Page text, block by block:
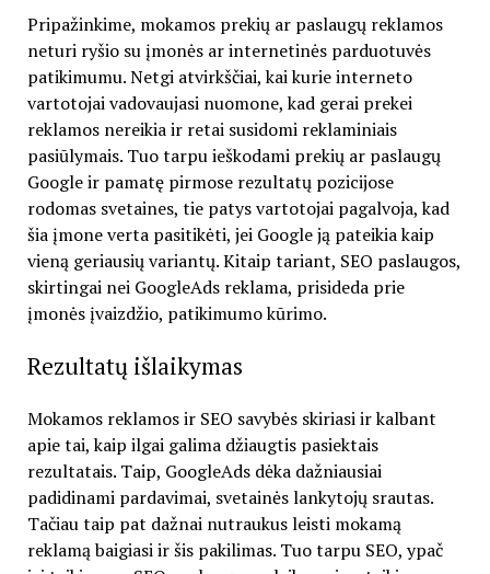
Pripažinkime, mokamos prekių ar paslaugų reklamos
neturi ryšio su įmonės ar internetinės parduotuvės
patikimumu. Netgi atvirkščiai, kai kurie interneto
vartotojai vadovaujasi nuomone, kad gerai prekei
reklamos nereikia ir retai susidomi reklaminiais
pasiūlymais. Tuo tarpu ieškodami prekių ar paslaugų
Google ir pamatę pirmose rezultatų pozicijose
rodomas svetaines, tie patys vartotojai pagalvoja, kad
šia įmone verta pasitikėti, jei Google ją pateikia kaip
vieną geriausių variantų. Kitaip tariant, SEO paslaugos,
skirtingai nei GoogleAds reklama, prisideda prie
įmonės įvaizdžio, patikimumo kūrimo.
Rezultatų išlaikymas
Mokamos reklamos ir SEO savybės skiriasi ir kalbant
apie tai, kaip ilgai galima džiaugtis pasiektais
rezultatais. Taip, GoogleAds dėka dažniausiai
padidinami pardavimai, svetainės lankytojų srautas.
Tačiau taip pat dažnai nutraukus leisti mokamą
reklamą baigiasi ir šis pakilimas. Tuo tarpu SEO, ypač